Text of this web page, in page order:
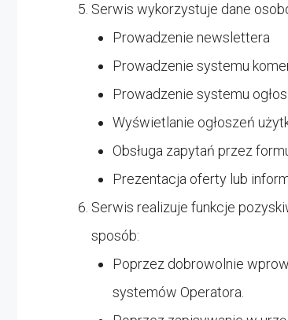
Serwis wykorzystuje dane
Prowadzenie newslettera
Prowadzenie systemu
Prowadzenie systemu
Wyświetlanie ogłoszeń
Obsługa zapytań przez
Prezentacja oferty lub
Serwis realizuje funkcje
sposób:
Poprzez dobrowolnie
systemów Operatora.